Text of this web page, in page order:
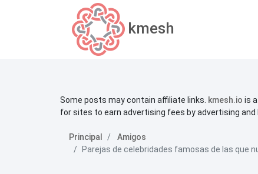
kmesh
Some posts may contain affiliate links. kmesh.io is
for sites to earn advertising fees by advertising and
Principal
Amigos
Parejas de celebridades famosas de las que